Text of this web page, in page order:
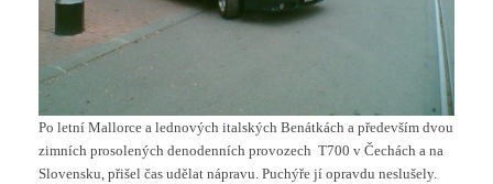
Po letní Mallorce a lednových italských Benátkách a především dvou
zimních prosolených denodenních provozech T700 v Čechách a na
Slovensku, přišel čas udělat nápravu. Puchýře jí opravdu neslušely.